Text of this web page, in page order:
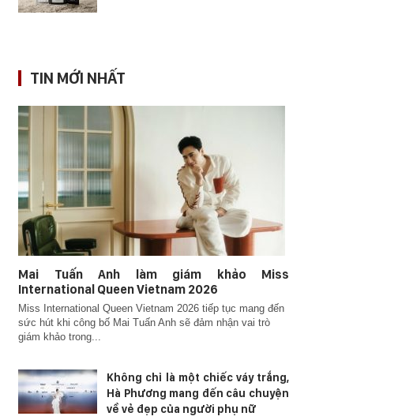
TIN MỚI NHẤT
Mai Tuấn Anh làm giám khảo Miss
International Queen Vietnam 2026
Miss International Queen Vietnam 2026 tiếp tục mang đến
sức hút khi công bố Mai Tuấn Anh sẽ đảm nhận vai trò
giám khảo trong...
Không chỉ là một chiếc váy trắng,
Hà Phương mang đến câu chuyện
về vẻ đẹp của người phụ nữ